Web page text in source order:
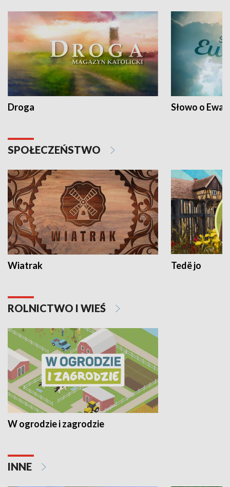
Droga Słowo o
SPOŁECZEŃSTWO
Wiatrak Tedë jo
ROLNICTWO I WIEŚ
W ogrodzie i zagrodzie
INNE